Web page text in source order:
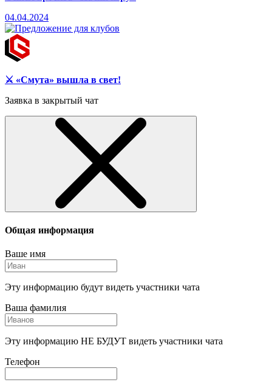
04.04.2024
⚔️ «Смута» вышла в свет!
Заявка в закрытый чат
Общая информация
Ваше имя
Эту информацию будут видеть участники чата
Ваша фамилия
Эту информацию НЕ БУДУТ видеть участники чата
Телефон